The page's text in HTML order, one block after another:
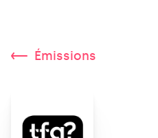
Émissions